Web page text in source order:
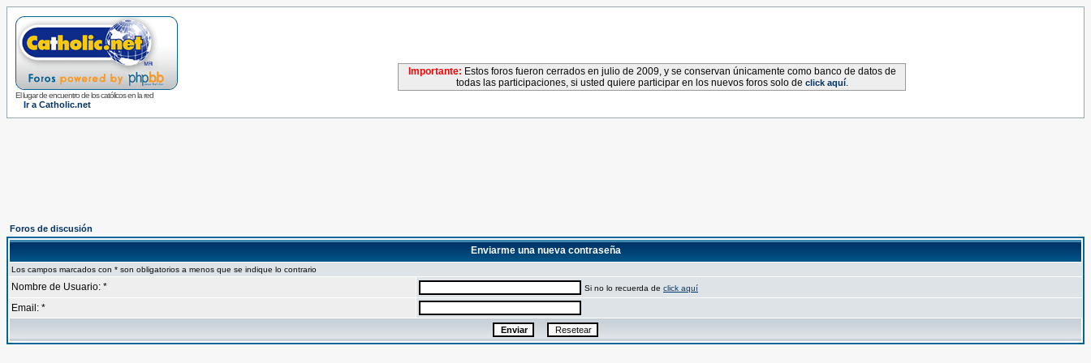
El lugar de encuentro de los católicos en la red
Ir a Catholic.net
Importante: Estos foros fueron cerrados en julio de 2009, y se conservan únicamente como banco de datos de
todas las participaciones, si usted quiere participar en los nuevos foros solo de click aquí.
Foros de discusión
Enviarme una nueva contraseña
Los campos marcados con * son obligatorios a menos que se indique lo contrario
Nombre de Usuario: * Si no lo recuerda de click aquí
Email: *